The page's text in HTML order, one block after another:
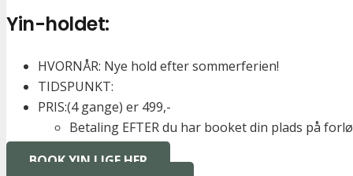
Yin-holdet:
HVORNÅR: Nye hold efter sommerferien!
TIDSPUNKT:
PRIS:(4 gange) er 499,-
Betaling EFTER du har booket din plads på
BOOK YIN LIGE HER